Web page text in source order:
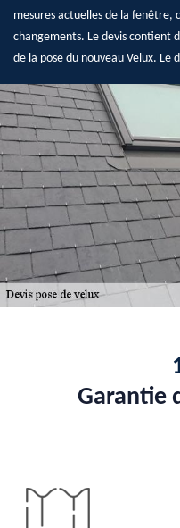
mesures actuelles de la fenêtre,
changements. Le devis contient
de la pose du nouveau Velux. Le
Garantie